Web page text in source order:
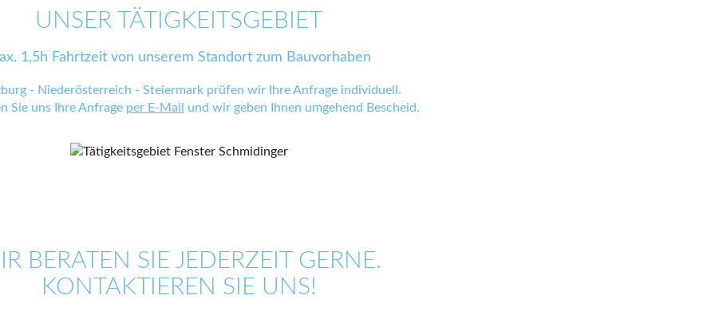
UNSER TÄTIGKEITSGEBIET
1,5h Fahrtzeit von unserem Standort zum Bauvorhaben
- Niederösterreich - Steiermark prüfen wir Ihre Anfrage individuell.
Sie uns Ihre Anfrage per E-Mail und wir geben Ihnen umgehend Bescheid.
BERATEN SIE JEDERZEIT GERNE.
KONTAKTIEREN SIE UNS!